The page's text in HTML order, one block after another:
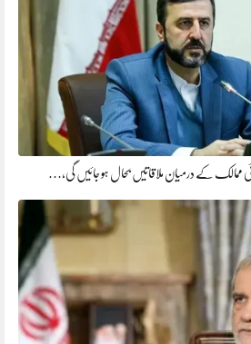
ممالک کے درمیان ملاقاتیں بحال ہو جائیں گی،…